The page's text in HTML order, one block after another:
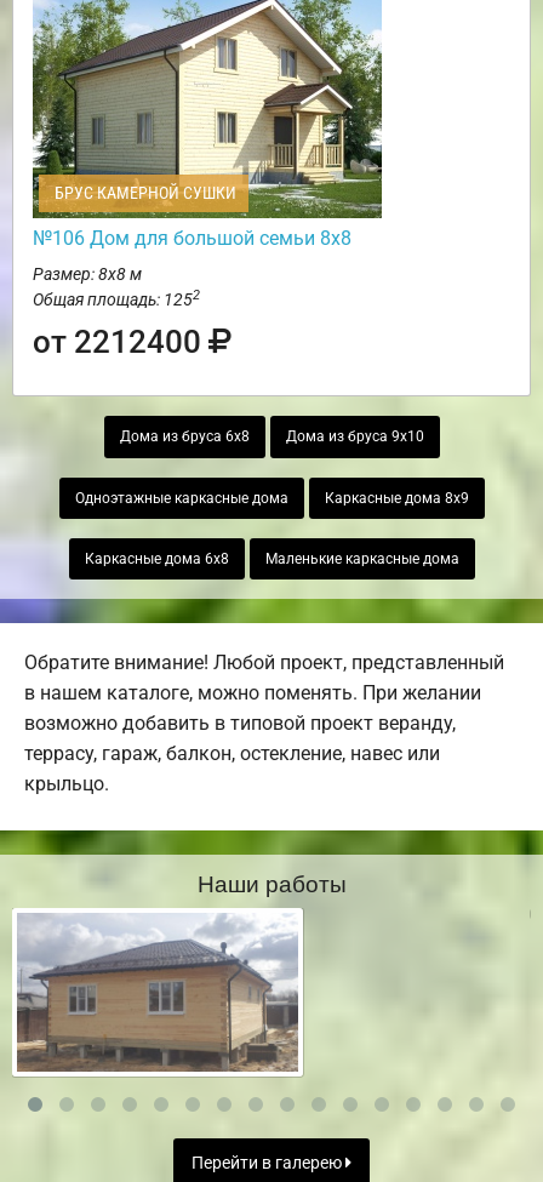
БРУС КАМЕРНОЙ СУШКИ
№106 Дом для большой семьи 8х8
Размер: 8х8 м
Общая площадь: 1252
от 2212400
Дома из бруса 6х8 Дома из бруса 9х10
Одноэтажные каркасные дома Каркасные дома 8х9
Каркасные дома 6х8 Маленькие каркасные дома
Обратите внимание! Любой проект, представленный
в нашем каталоге, можно поменять. При желании
возможно добавить в типовой проект веранду,
террасу, гараж, балкон, остекление, навес или
крыльцо.
Наши работы
Перейти в галерею